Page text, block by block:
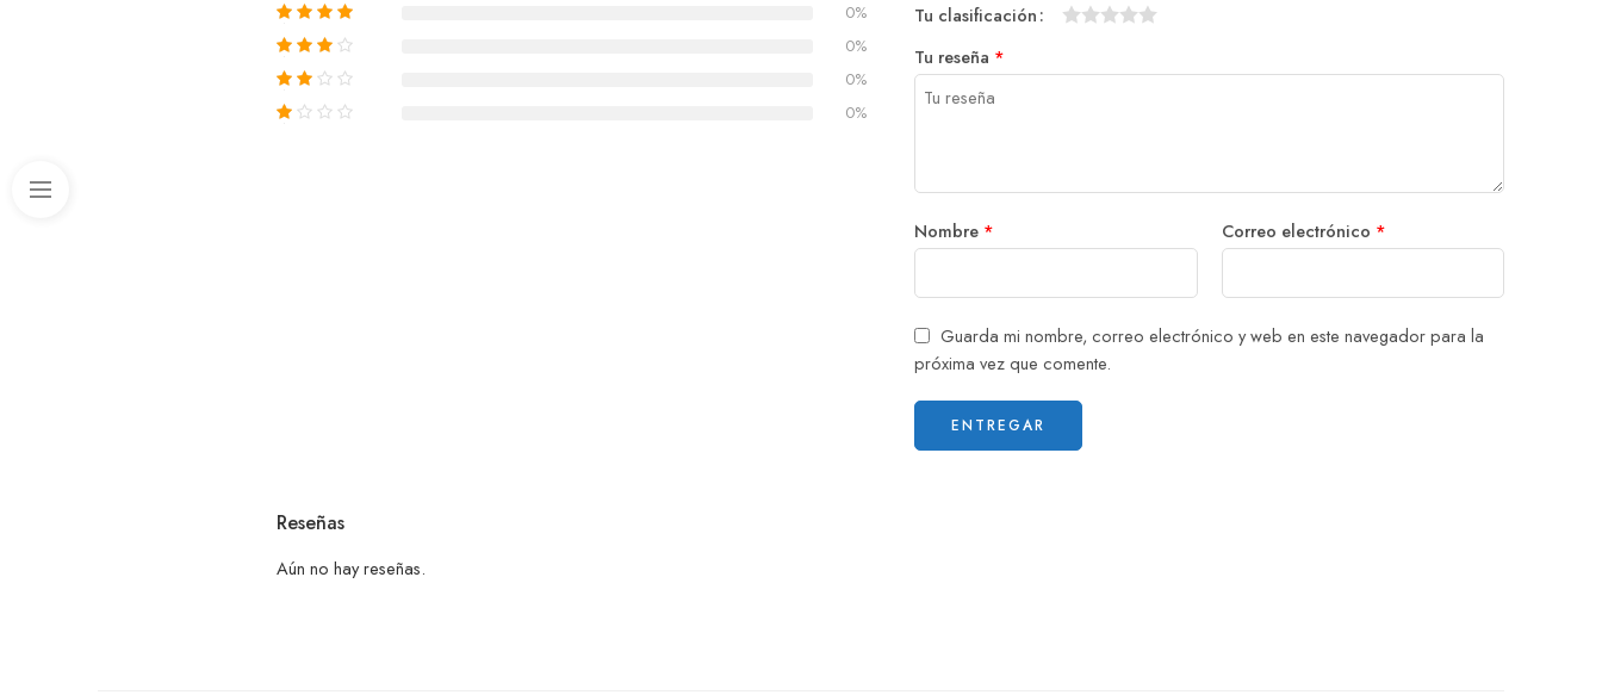
0%
0%
0%
0%
Tu clasificación
Tu reseña *
Nombre * Correo electrónico *
Guarda mi nombre, correo electrónico y web en este navegador para la
próxima vez que comente.
Reseñas
Aún no hay reseñas.